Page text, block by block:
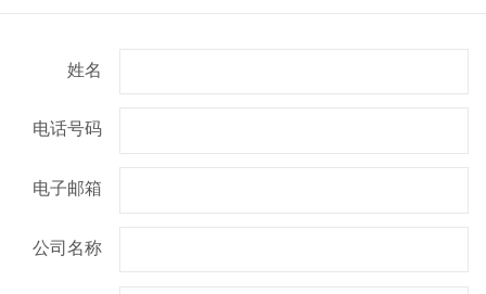
姓名
电话号码
电子邮箱
公司名称